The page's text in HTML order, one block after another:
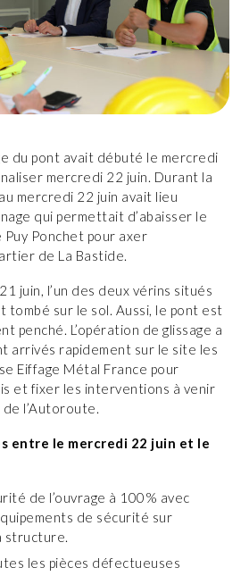
du pont avait débuté le mercredi
mercredi 22 juin. Durant la
mercredi 22 juin avait lieu
qui permettait d’abaisser le
Ponchet pour axer
de La Bastide.
juin, l’un des deux vérins situés
tombé sur le sol. Aussi, le pont est
penché. L’opération de glissage a
arrivés rapidement sur le site les
Eiffage Métal France pour
et fixer les interventions à venir
l’Autoroute.
entre le mercredi 22 juin et le
de l’ouvrage à 100% avec
de sécurité sur
structure.
les pièces défectueuses